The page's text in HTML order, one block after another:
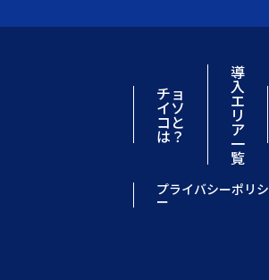
チョ
イソ
コと
は？
導
入
エ
リ
ア
一
覧
プライバシーポリシ
ー